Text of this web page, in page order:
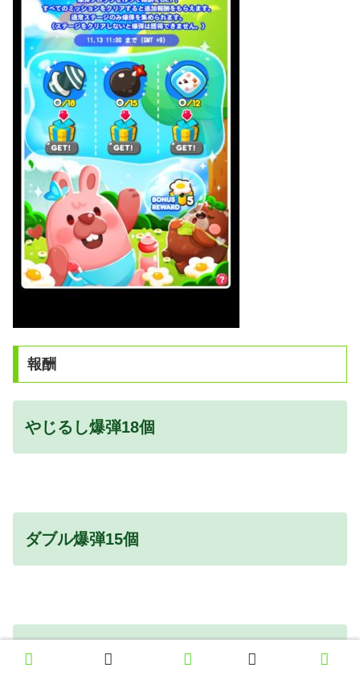
報酬
やじるし爆弾18個
ダブル爆弾15個
レインボー爆弾12個